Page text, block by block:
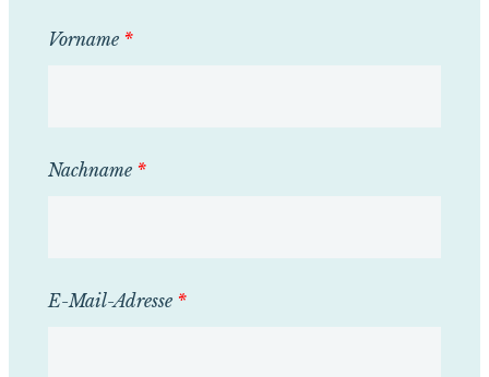
Vorname *
Nachname *
E-Mail-Adresse *